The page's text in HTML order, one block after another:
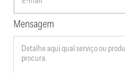
Mensagem